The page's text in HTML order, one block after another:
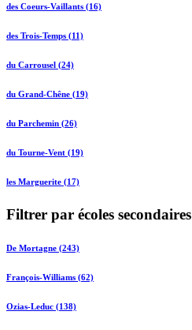
des Coeurs-Vaillants (16)
des Trois-Temps (11)
du Carrousel (24)
du Grand-Chêne (19)
du Parchemin (26)
du Tourne-Vent (19)
les Marguerite (17)
Filtrer par écoles secondaires
De Mortagne (243)
François-Williams (62)
Ozias-Leduc (138)